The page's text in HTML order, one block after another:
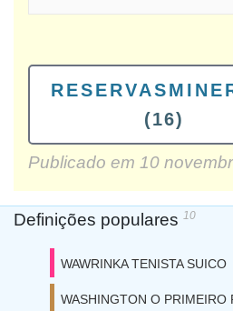
(16)
Publicado em 10
Definições populares 10
WAWRINKA TENISTA SUICO
WASHINGTON O PRIMEIRO